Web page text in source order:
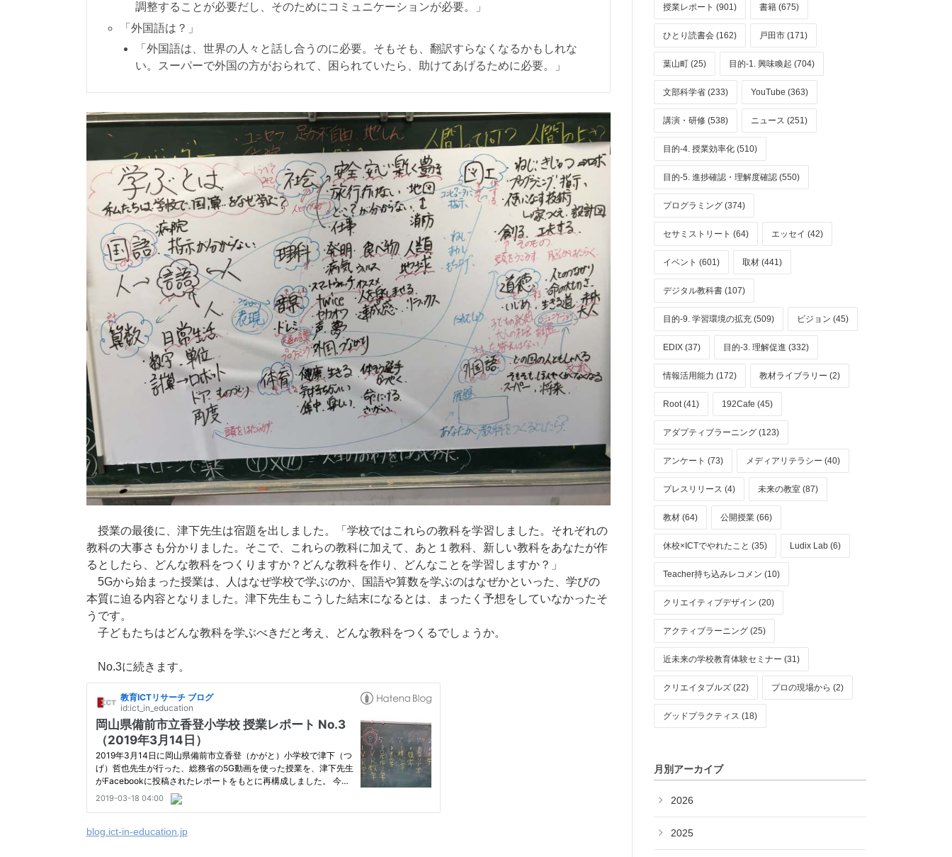
調整することが必要だし、そのためにコミュニケーションが必要。」
「外国語は？」
「外国語は、世界の人々と話し合うのに必要。そもそも、翻訳すらなくなるかもしれな
い。スーパーで外国の方がおられて、困られていたら、助けてあげるために必要。」
授業の最後に、津下先生は宿題を出しました。「学校ではこれらの教科を学習しました。それぞれの
教科の大事さも分かりました。そこで、これらの教科に加えて、あと１教科、新しい教科をあなたが作
るとしたら、どんな教科をつくりますか？どんな教科を作り、どんなことを学習しますか？」
5Gから始まった授業は、人はなぜ学校で学ぶのか、国語や算数を学ぶのはなぜかといった、学びの
本質に迫る内容となりました。津下先生もこうした結末になるとは、まったく予想をしていなかったそ
うです。
子どもたちはどんな教科を学ぶべきだと考え、どんな教科をつくるでしょうか。
No.3に続きます。
blog.ict-in-education.jp
授業レポート (901) 書籍 (675)
ひとり読書会 (162) 戸田市 (171)
葉山町 (25) 目的-1. 興味喚起 (704)
文部科学省 (233) YouTube (363)
講演・研修 (538) ニュース (251)
目的-4. 授業効率化 (510)
目的-5. 進捗確認・理解度確認 (550)
プログラミング (374)
セサミストリート (64) エッセイ (42)
イベント (601) 取材 (441)
デジタル教科書 (107)
目的-9. 学習環境の拡充 (509) ビジョン (45)
EDIX (37) 目的-3. 理解促進 (332)
情報活用能力 (172) 教材ライブラリー (2)
Root (41) 192Cafe (45)
アダプティブラーニング (123)
アンケート (73) メディアリテラシー (40)
プレスリリース (4) 未来の教室 (87)
教材 (64) 公開授業 (66)
休校×ICTでやれたこと (35) Ludix Lab (6)
Teacher持ち込みレコメン (10)
クリエイティブデザイン (20)
アクティブラーニング (25)
近未来の学校教育体験セミナー (31)
クリエイタブルズ (22) プロの現場から (2)
グッドプラクティス (18)
月別アーカイブ
2026
2025